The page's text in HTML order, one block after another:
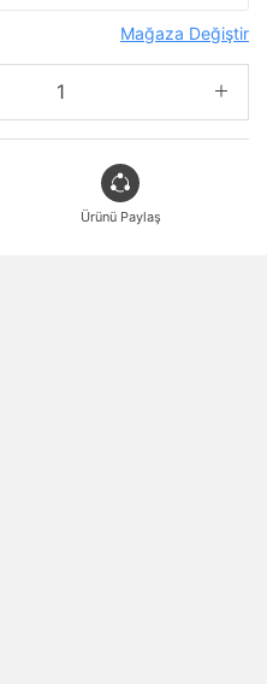
Mağaza Değiştir
Ürünü Paylaş